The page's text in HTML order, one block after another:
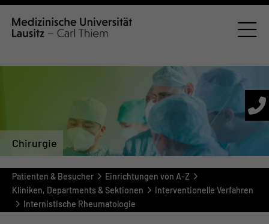
Chirurgie
Patienten & Besucher
Einrichtungen von A-Z
Kliniken, Departments & Sektionen
Interventionelle Verfahren
Internistische Rheumatologie